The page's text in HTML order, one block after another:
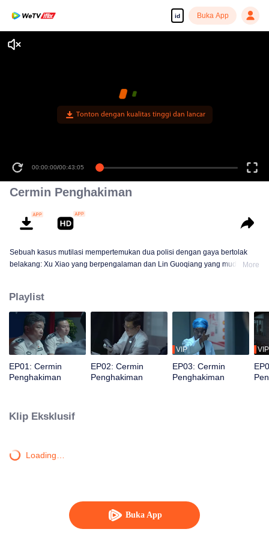
id Buka App
Buka App
Tonton dengan kualitas tinggi dan lancar
00:00:00/00:43:05
Cermin Penghakiman
Sebuah kasus mutilasi mempertemukan dua polisi dengan gaya bertolak
belakang: Xu Xiao yang berpengalaman dan Lin Guoqiang yang muda dan
More
Playlist
EP01: Cermin
Penghakiman
EP02: Cermin
Penghakiman
VIP
EP03: Cermin
Penghakiman
VIP
Klip Eksklusif
Loading…